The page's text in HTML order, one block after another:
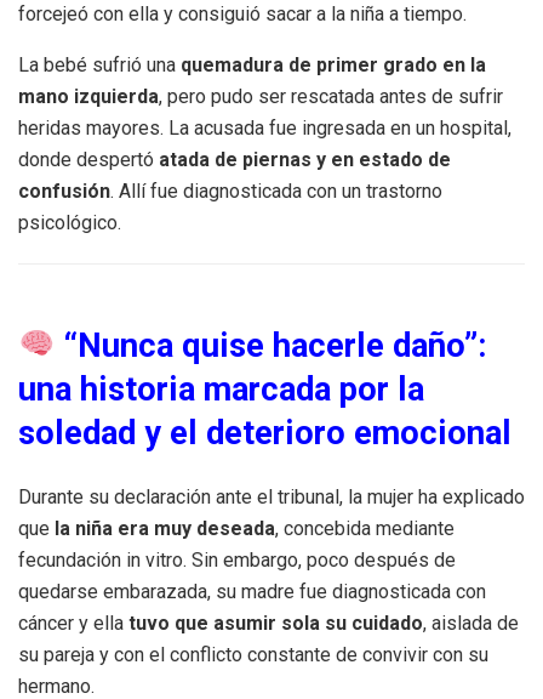
forcejeó con ella y consiguió sacar a la niña a tiempo.
La bebé sufrió una quemadura de primer grado en la
mano izquierda, pero pudo ser rescatada antes de sufrir
heridas mayores. La acusada fue ingresada en un hospital,
donde despertó atada de piernas y en estado de
confusión. Allí fue diagnosticada con un trastorno
psicológico.
“Nunca quise hacerle daño”:
una historia marcada por la
soledad y el deterioro emocional
Durante su declaración ante el tribunal, la mujer ha explicado
que la niña era muy deseada, concebida mediante
fecundación in vitro. Sin embargo, poco después de
quedarse embarazada, su madre fue diagnosticada con
cáncer y ella tuvo que asumir sola su cuidado, aislada de
su pareja y con el conflicto constante de convivir con su
hermano.